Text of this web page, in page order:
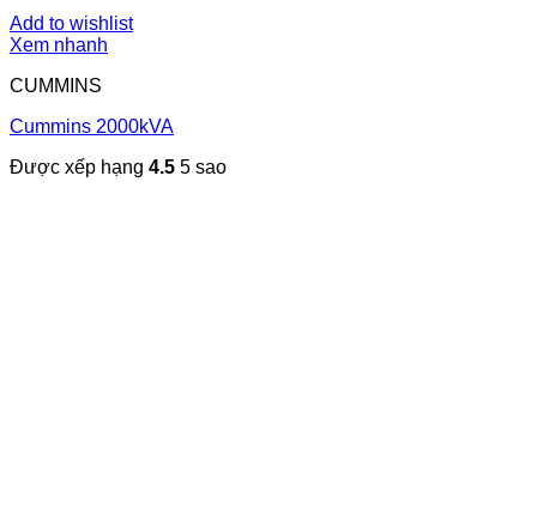
Add to wishlist
Xem nhanh
CUMMINS
Cummins 2000kVA
Được xếp hạng 4.5 5 sao